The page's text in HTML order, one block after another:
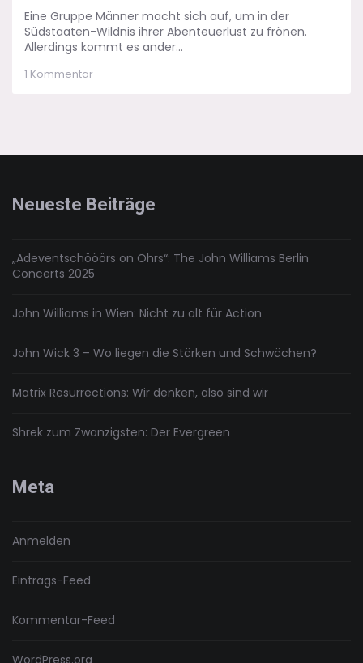
Eine Gruppe Männer macht sich auf, um in der
Südstaaten-Wildnis ihrer Abenteuerlust zu frönen.
Allerdings kommt es ander...
1 Kommentarzu
Neueste Beiträge
„Adeventschööörs on Öhrs“: The John Williams Berlin
Concerts 2025
John Williams in Wien: Nicht zu alt für Action
John Wick 3 – Wo liegen die Stärken und Schwächen?
Matrix Resurrections: Wir denken, also sind wir
Shrek zum Zwanzigsten: Der Evergreen
Meta
Anmelden
Eintrags-Feed
Kommentar-Feed
WordPress.org